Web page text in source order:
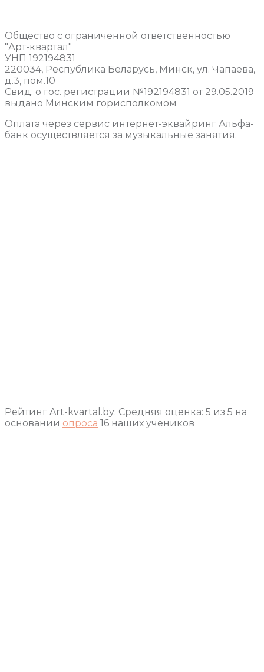
Общество с ограниченной ответственностью
"Арт-квартал"
УНП 192194831
220034, Республика Беларусь, Минск, ул. Чапаева,
д.3, пом.10
Свид. о гос. регистрации №192194831 от 29.05.2019
выдано Минским горисполкомом
Оплата через сервис интернет-эквайринг Альфа-
банк осуществляется за музыкальные занятия.
Рейтинг Art-kvartal.by: Средняя оценка: 5 из 5 на
основании опроса 16 наших учеников